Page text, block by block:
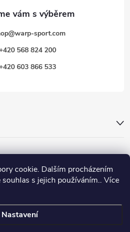
cookie. Dalším procházením
s jejich používáním.. Více
Nastavení
@warp-sport.com
568 824 200
603 866 533